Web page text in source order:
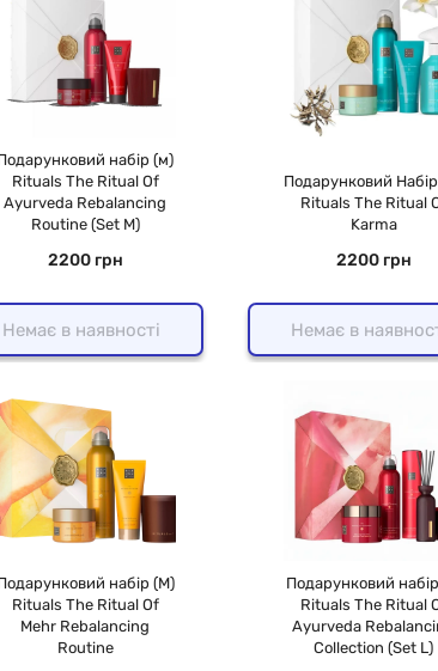
набір (м)
Rituals The Ritual Of
Ayurveda Rebalancing
Routine (Set M)
2200 грн
Немає в наявності
Подарунковий
Rituals The Ritual
Karma
2200 грн
Немає в
набір (М)
Rituals The Ritual Of
Mehr Rebalancing
Routine
Подарунковий
Rituals The Ritual
Ayurveda
Collection (Set L)